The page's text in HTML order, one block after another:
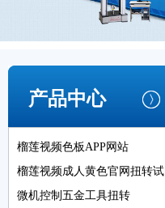
产品中心
榴莲视频色板APP网站
榴莲视频成人黄色官网扭转试
微机控制五金工具扭转